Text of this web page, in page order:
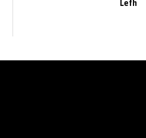
Lefh